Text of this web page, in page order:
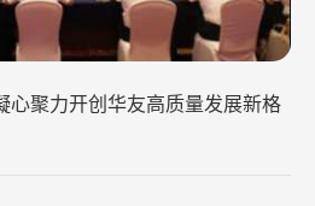
心聚力开创华友高质量发展新格